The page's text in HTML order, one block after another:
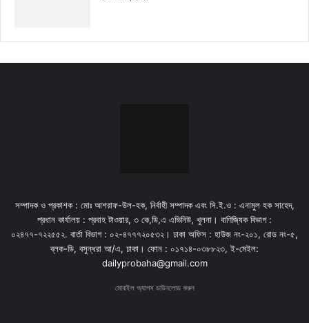
সম্পাদক ও প্রকাশক : মোঃ আশরাফ-উল-হক, নির্বাহী সম্পাদক এবং সি.ই.ও : এনামুল হক সাহেদ,
প্রধান কার্যালয় : প্রবাহ টাওয়ার, ৩ কে,ডি,এ এভিনিউ, খুলনা। বাণিজ্যিক বিভাগ :
০২৪৭৭-৭২২৫৫২. বার্তা বিভাগ : ০২-৪৭৭৭২০৫৩২। ঢাকা অফিস : হাউজ নং-২০১, রোড নং-৫,
ব্লক-ডি, বসুন্ধরা আ/এ, ঢাকা। ফোন : ০১৭১৪-০৩৮৮২৩, ই-মেইল:
dailyprobaha@gmail.com
মোবাইল অ্যাপস ডাউনলোড করুন